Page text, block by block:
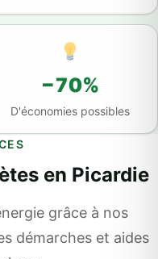
−70%
D'économies possibles
en Picardie
grâce à nos
démarches et aides